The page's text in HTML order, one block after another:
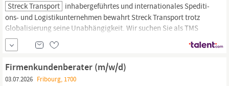
Streck Transport in­ha­ber­ge­führ­tes und in­ter­na­tio­na­les Spe­di­ti­
ons- und Lo­gis­tik­un­ter­neh­men be­wahrt Streck Trans­port trotz
Glo­ba­li­sie­rung sei­ne Un­ab­hän­gig­keit. Wir suchen Sie als TMS
Owner Air & Ocean in Vollzeit am Standort
verantworten Sie unser Transport Management System Riege
Scope. Sie sorgen für einen stabilen...
Firmenkundenberater (m/w/d)
03.07.2026 Fribourg, 1700